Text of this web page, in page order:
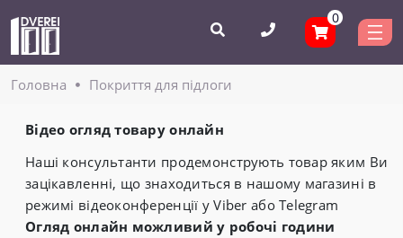
0
Головнa Покриття для підлоги
Відео огляд товару онлайн
Наші консультанти продемонструють товар яким Ви
зацікавленні, що знаходиться в нашому магазині в
режимі відеоконференції у Viber або Telegram
Огляд онлайн можливий у робочі години